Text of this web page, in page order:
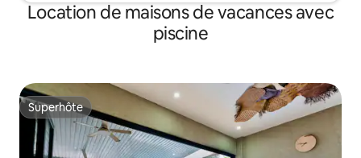
Location de maisons de vacances avec
piscine
Superhôte
Superhôte